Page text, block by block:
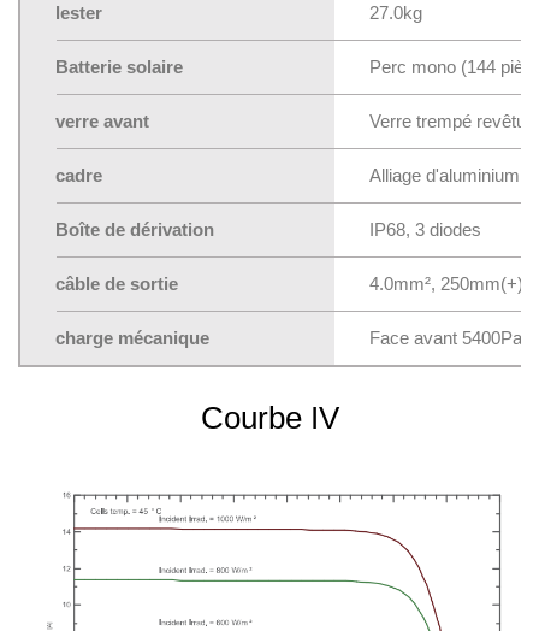
lester 27.0kg
Batterie solaire Perc mono (144
verre avant Verre trempé revêtu
cadre Alliage d'aluminium
Boîte de dérivation IP68, 3 diodes
câble de sortie 4.0mm², 250mm(+)/
charge mécanique Face avant 5400Pa/
Courbe IV